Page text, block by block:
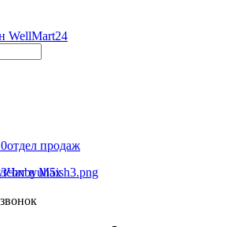
отдел продаж
Чат в Max